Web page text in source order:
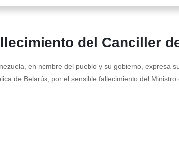
del Canciller
en nombre del pueblo y su gobierno, expresa
de Belarús, por el sensible fallecimiento del